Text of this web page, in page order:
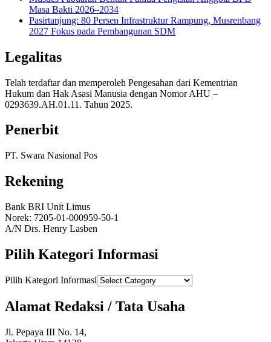
Masa Bakti 2026–2034
Pasirtanjung: 80 Persen Infrastruktur Rampung, Musrenbang
2027 Fokus pada Pembangunan SDM
Legalitas
Telah terdaftar dan memperoleh Pengesahan dari Kementrian
Hukum dan Hak Asasi Manusia dengan Nomor AHU –
0293639.AH.01.11. Tahun 2025.
Penerbit
PT. Swara Nasional Pos
Rekening
Bank BRI Unit Limus
Norek: 7205-01-000959-50-1
A/N Drs. Henry Lasben
Pilih Kategori Informasi
Pilih Kategori Informasi
Alamat Redaksi / Tata Usaha
Jl. Pepaya III No. 14,